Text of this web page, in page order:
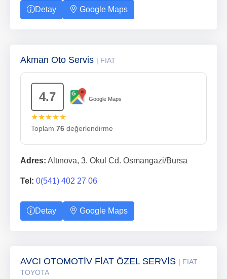
Detay Google Maps
Akman Oto Servis | FIAT
4.7 Google Maps
★★★★★
Toplam 76 değerlendirme
Adres: Altınova, 3. Okul Cd. Osmangazi/Bursa
Tel: 0(541) 402 27 06
Detay Google Maps
AVCI OTOMOTİV FİAT ÖZEL SERVİS | FIAT
TOYOTA